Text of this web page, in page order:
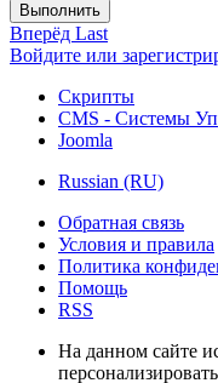
Выполнить
Вперёд Last
Войдите или
Скрипты
CMS - Системы
Joomla
Russian (RU)
Обратная связь
Условия и правила
Политика
Помощь
RSS
На данном сайте